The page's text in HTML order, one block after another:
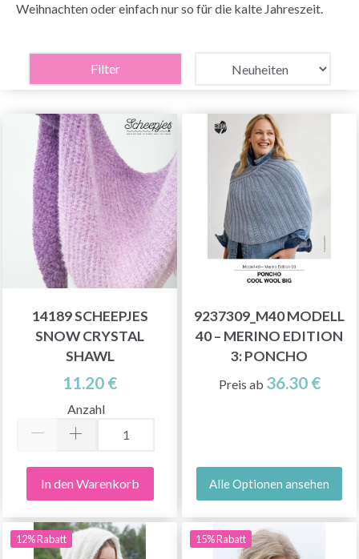
Weihnachten oder einfach nur so für die kalte Jahreszeit.
Filter
14189 SCHEEPJES
SNOW CRYSTAL
SHAWL
11.20 €
Anzahl
In den Warenkorb
9237309_M40 MODELL
40 – MERINO EDITION
3: PONCHO
Preis ab 36.30 €
Alle Optionen ansehen
12% Rabatt 15% Rabatt